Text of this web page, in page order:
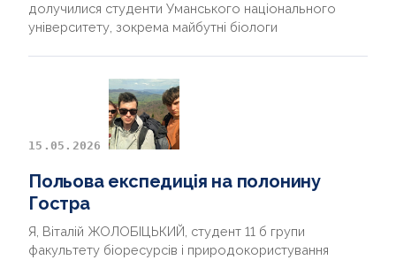
долучилися студенти Уманського національного
університету, зокрема майбутні біологи
15.05.2026
Польова експедиція на полонину
Гостра
Я, Віталій ЖОЛОБІЦЬКИЙ, студент 11 б групи
факультету біоресурсів і природокористування